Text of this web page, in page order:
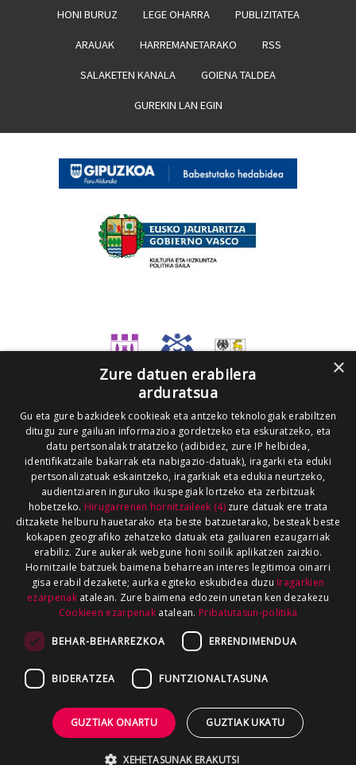
HONI BURUZ LEGE OHARRA PUBLIZITATEA
ARAUAK HARREMANETARAKO RSS
SALAKETEN KANALA GOIENA TALDEA
GUREKIN LAN EGIN
×
Zure datuen erabilera
arduratsua
Gu eta gure bazkideek cookieak eta antzeko teknologiak erabiltzen
ditugu zure gailuan informazioa gordetzeko eta eskuratzeko, eta
datu pertsonalak tratatzeko (adibidez, zure IP helbidea,
identifikatzaile bakarrak eta nabigazio-datuak), iragarki eta eduki
pertsonalizatuak eskaintzeko, iragarkiak eta edukia neurtzeko,
audientziaren inguruko ikuspegiak lortzeko eta zerbitzuak
hobetzeko. Hirugarrenen hornitzaileek (4)zure datuak ere trata
ditzakete helburu hauetarako eta beste batzuetarako, besteak beste
kokapen geografiko zehatzeko datuak eta gailuaren ezaugarriak
erabiliz. Zure aukerak webgune honi soilik aplikatzen zaizkio.
Hornitzaile batzuek baimena beharrean interes legitimoa oinarri
gisa erabil dezakete; aurka egiteko eskubidea duzu Iragarkien
ezarpenakatalean. Zure baimena edozein unetan ken dezakezu
Cookieen ezarpenak atalean. Pribatutasun-politika
BEHAR-BEHARREZKOA ERRENDIMENDUA
BIDERATZEA FUNTZIONALTASUNA
GUZTIAK ONARTU GUZTIAK UKATU
XEHETASUNAK ERAKUTSI